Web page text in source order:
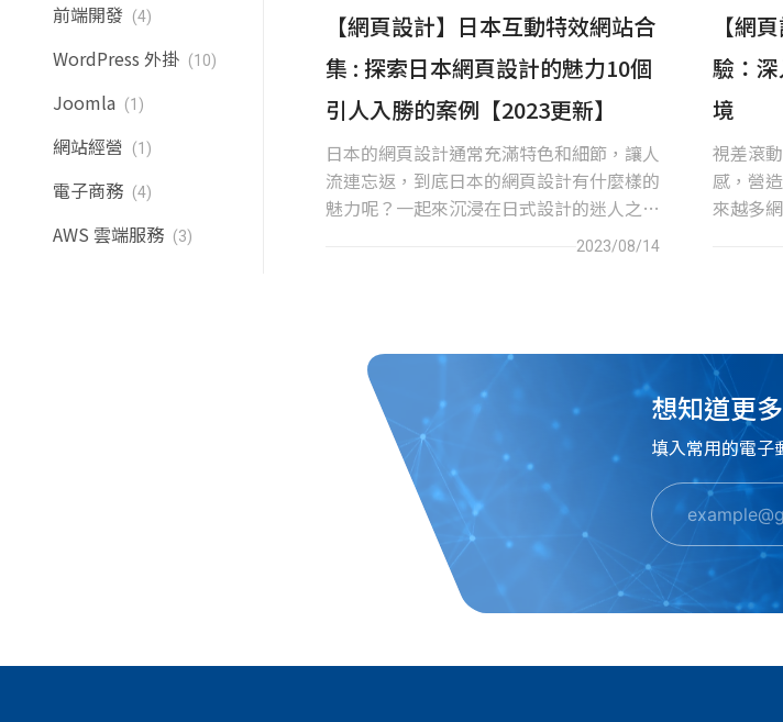
前端開發 (4)
WordPress 外掛 (10)
Joomla (1)
網站經營 (1)
電子商務 (4)
AWS 雲端服務 (3)
【網頁設計】日本互動特效網站合
集 : 探索日本網頁設計的魅力10個
引人入勝的案例【2023更新】
日本的網頁設計通常充滿特色和細節，讓人
流連忘返，到底日本的網頁設計有什麼樣的
魅力呢？一起來沉浸在日式設計的迷人之處
2023/08/14
【網
驗：
境
視差滾
感，營
來越多
特的網
想知道更
填入常用的電子